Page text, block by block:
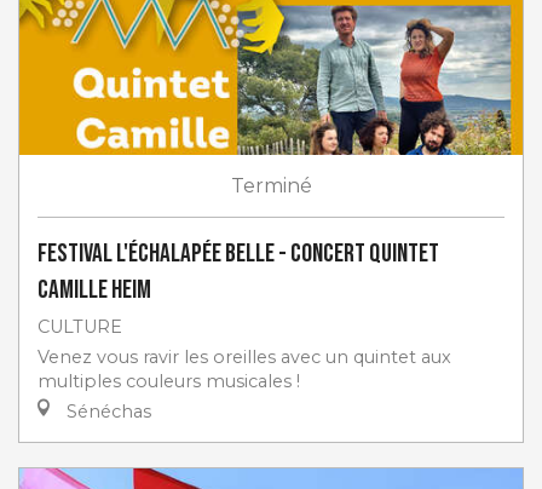
Terminé
Festival L'Échalapée Belle - Concert Quintet
Camille Heim
CULTURE
Venez vous ravir les oreilles avec un quintet aux
multiples couleurs musicales !
Sénéchas